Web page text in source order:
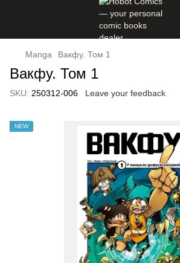
Manga Вакфу. Том 1
Вакфу. Том 1
SKU: 250312-006 Leave your feedback
NEW